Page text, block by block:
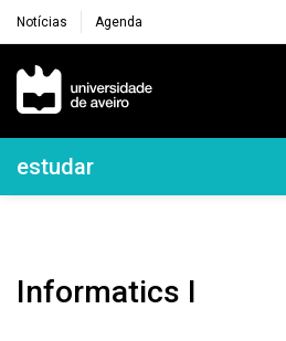
Notícias Agenda
Navegação Principal
Navegação Lateral
estudar
Informatics I